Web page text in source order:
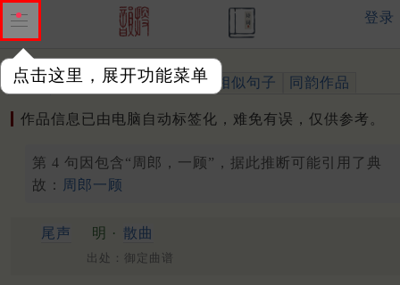
点击这里，展开功能菜单
登录
作品 标注四声 出处、引用 相似句子 同韵作品
作品信息已由电脑自动标签化，难免有误，仅供参考。
第 4 句因包含“周郎，一顾”，据此推断可能引用了典
故：
周郎一顾
尾声 明 · 散曲
出处：御定曲谱